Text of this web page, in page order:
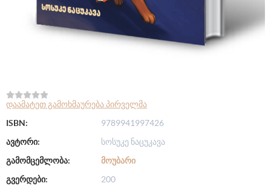
დაამატეთ გამოხმაურება პირველმა
ISBN:
9789941997426
ავტორი:
სოსუკე ნაცუკავა
გამომცემლობა:
ᲛᲝᲣᲑᲐᲠᲘ
გვერდები:
200